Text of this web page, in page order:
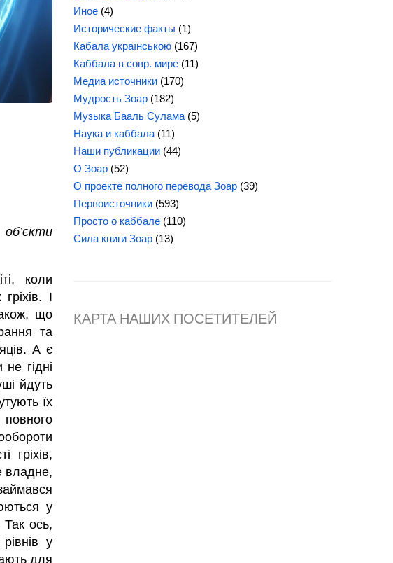
коли
І
що
та
А є
гідні
йдуть
їх
гріхів,
владне,
у
Так ось,
у
для
Иное (4)
Исторические факты (1)
Кабала українською (167)
Каббала в совр. мире (11)
Медиа источники (170)
Мудрость Зоар (182)
Музыка Бааль Сулама (5)
Наука и каббала (11)
Наши публикации (44)
О Зоар (52)
О проекте полного перевода Зоар (39)
Первоисточники (593)
Просто о каббале (110)
Сила книги Зоар (13)
КАРТА НАШИХ ПОСЕТИТЕЛЕЙ